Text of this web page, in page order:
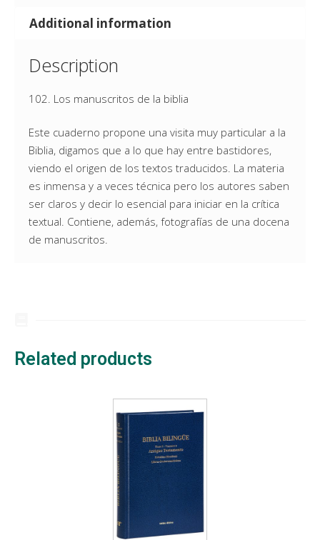
Additional information
Description
102. Los manuscritos de la biblia
Este cuaderno propone una visita muy particular a la
Biblia, digamos que a lo que hay entre bastidores,
viendo el origen de los textos traducidos. La materia
es inmensa y a veces técnica pero los autores saben
ser claros y decir lo esencial para iniciar en la crítica
textual. Contiene, además, fotografías de una docena
de manuscritos.
Related products